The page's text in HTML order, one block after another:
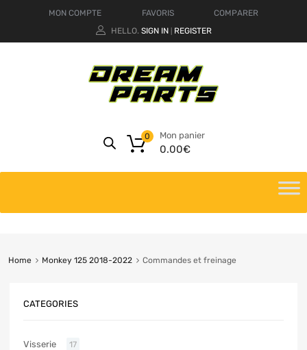
MON COMPTE FAVORIS
COMPARER
HELLO. SIGN IN REGISTER
Mon panier
0.00€
0
Home Monkey 125 2018-2022 Commandes et freinage
CATEGORIES
Visserie 17